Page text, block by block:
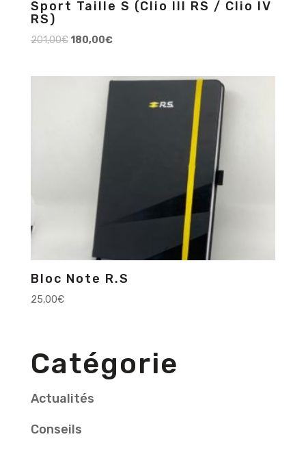
Sport Taille S (Clio III RS / Clio IV
RS)
201,00€180,00€
Bloc Note R.S
25,00€
Catégorie
Actualités
Conseils